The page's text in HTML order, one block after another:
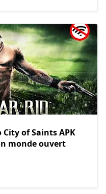
of Saints APK
monde ouvert